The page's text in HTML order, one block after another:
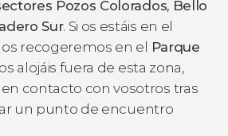
Pozos Colorados, Bello
Sur. Si os estáis en el
recogeremos en el Parque
alojáis fuera de esta zona,
contacto con vosotros tras
un punto de encuentro